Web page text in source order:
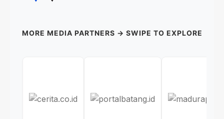
MORE MEDIA PARTNERS → SWIPE TO EXPLORE